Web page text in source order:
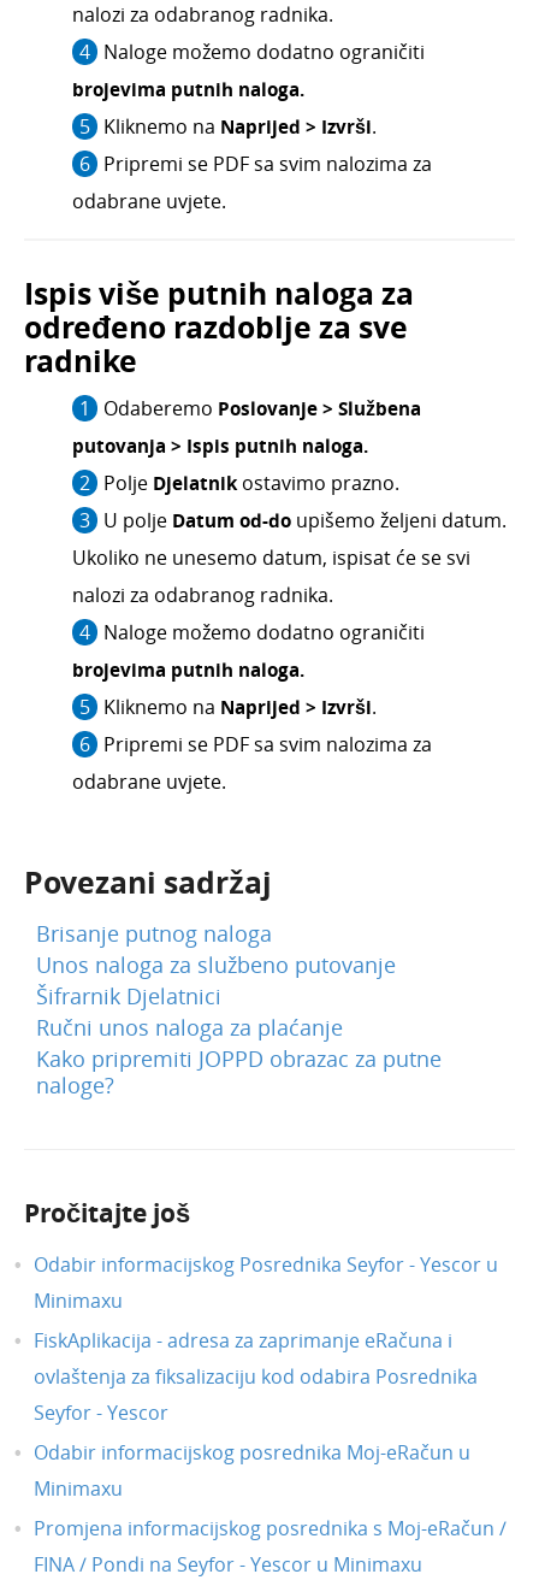
nalozi za odabranog radnika.
Naloge možemo dodatno ograničiti
brojevima putnih naloga.
Kliknemo na Naprijed > Izvrši.
Pripremi se PDF sa svim nalozima za
odabrane uvjete.
Ispis više putnih naloga za
određeno razdoblje za sve
radnike
Odaberemo Poslovanje > Službena
putovanja > Ispis putnih naloga.
Polje Djelatnikostavimo prazno.
U polje Datum od-do upišemo željeni datum.
Ukoliko ne unesemo datum, ispisat će se svi
nalozi za odabranog radnika.
Naloge možemo dodatno ograničiti
brojevima putnih naloga.
Kliknemo na Naprijed > Izvrši.
Pripremi se PDF sa svim nalozima za
odabrane uvjete.
Povezani sadržaj
Brisanje putnog naloga
Unos naloga za službeno putovanje
Šifrarnik Djelatnici
Ručni unos naloga za plaćanje
Kako pripremiti JOPPD obrazac za putne
naloge?
Pročitajte još
Odabir informacijskog Posrednika Seyfor - Yescor u
Minimaxu
FiskAplikacija - adresa za zaprimanje eRačuna i
ovlaštenja za fiksalizaciju kod odabira Posrednika
Seyfor - Yescor
Odabir informacijskog posrednika Moj-eRačun u
Minimaxu
Promjena informacijskog posrednika s Moj-eRačun /
FINA / Pondi na Seyfor - Yescor u Minimaxu